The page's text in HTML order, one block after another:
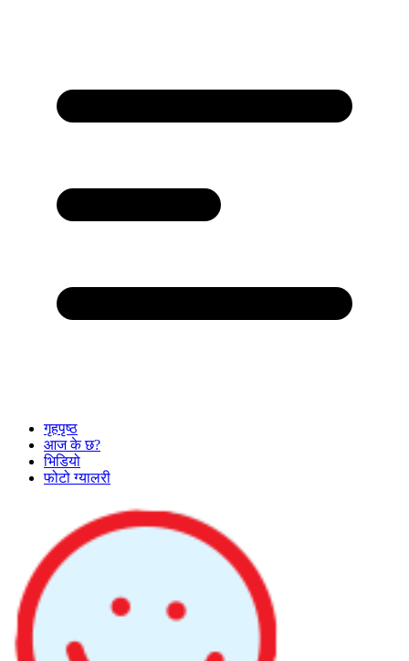
गृहपृष्ठ
आज के छ?
भिडियो
फोटो ग्यालरी